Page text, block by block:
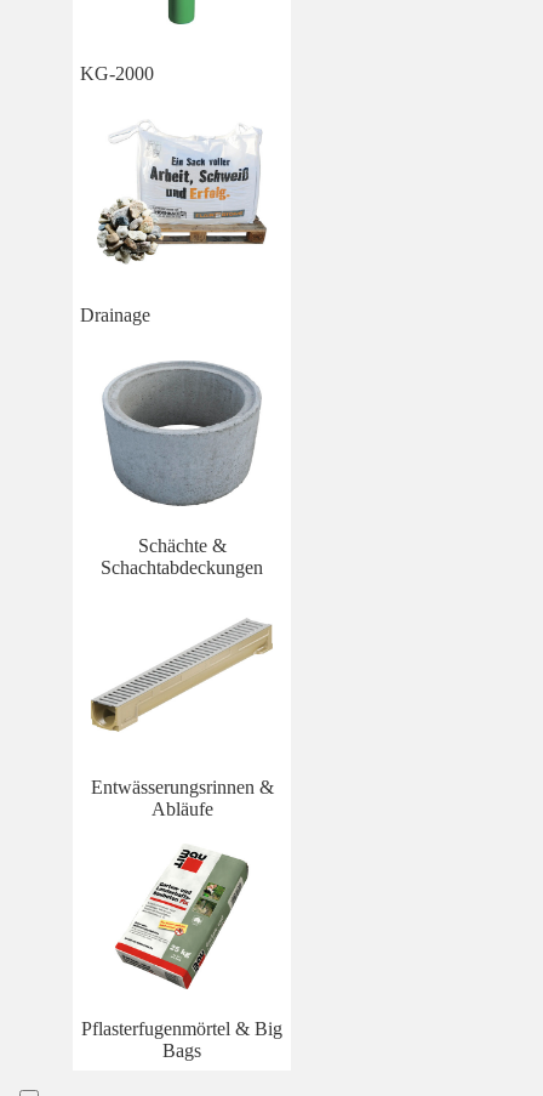
KG-2000
Drainage
Schächte &
Schachtabdeckungen
Entwässerungsrinnen &
Abläufe
Pflasterfugenmörtel & Big
Bags